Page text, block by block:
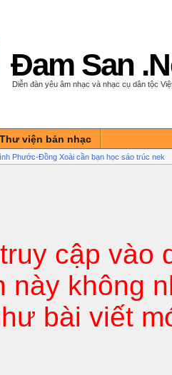
Đam San
Diễn đàn yêu âm nhạc và nhạc cụ dân tộc
Thư viện bản nhạc
Phước-Đồng Xoài cần bạn học sáo trúc nek
cập vào
này không
bài viết